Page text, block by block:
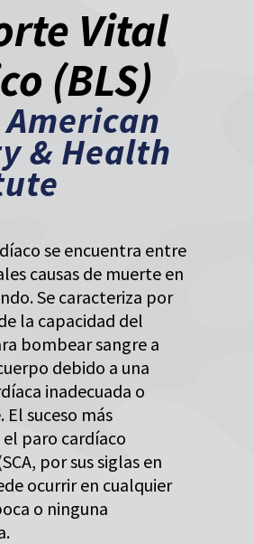
Vital
(BLS)
American
& Health
se encuentra entre
causas de muerte en
Se caracteriza por
la capacidad del
bombear sangre a
debido a una
inadecuada o
suceso más
paro cardíaco
por sus siglas en
ocurrir en cualquier
o ninguna